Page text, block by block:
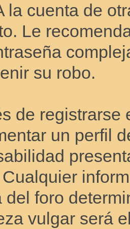
la cuenta de
Le
su robo.
de registrarse
un perfil
del foro
vulgar será